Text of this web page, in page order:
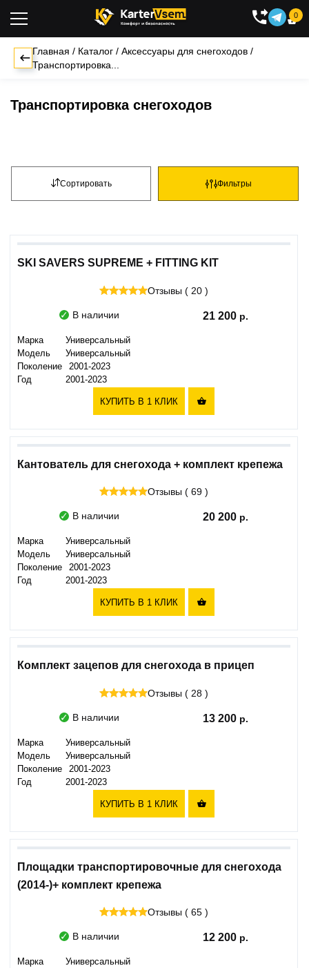

0
Главная / Каталог / Аксессуары для снегоходов /
Транспортировка...
Транспортировка снегоходов
Фильтры
Сортировать
SKI SAVERS SUPREME + FITTING KIT
Отзывы ( 20 )
В наличии 21 200
Марка
Универсальный
Модель
Универсальный
Поколение
2001-2023
Год
2001-2023
КУПИТЬ В 1 КЛИК 
Кантователь для снегохода + комплект крепежа
Отзывы ( 69 )
В наличии 20 200
Марка
Универсальный
Модель
Универсальный
Поколение
2001-2023
Год
2001-2023
КУПИТЬ В 1 КЛИК 
Комплект зацепов для снегохода в прицеп
Отзывы ( 28 )
В наличии 13 200
Марка
Универсальный
Модель
Универсальный
Поколение
2001-2023
Год
2001-2023
КУПИТЬ В 1 КЛИК 
Площадки транспортировочные для снегохода
(2014-)+ комплект крепежа
Отзывы ( 65 )
В наличии 12 200
Марка
Универсальный